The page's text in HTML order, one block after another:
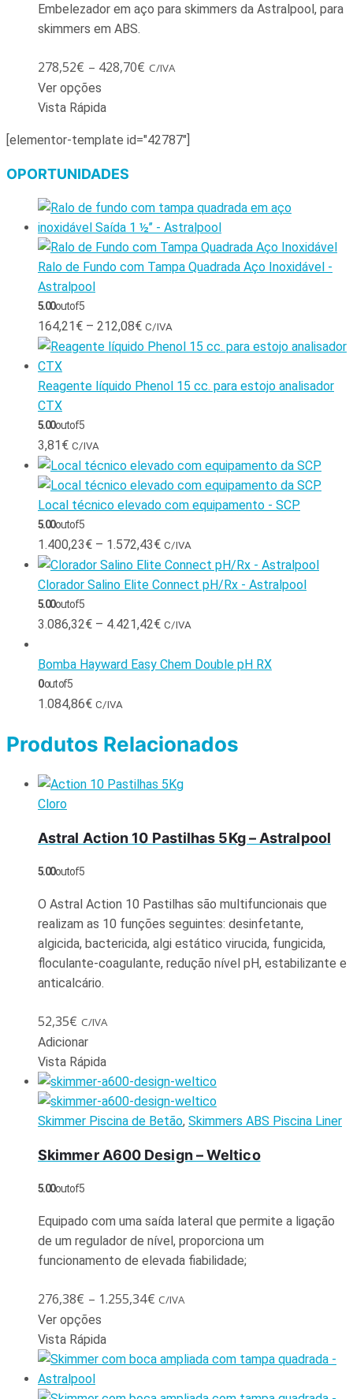
Embelezador em aço para skimmers da Astralpool, para
skimmers em ABS.
278,52€ – 428,70€ C/IVA
Ver opções
Vista Rápida
[elementor-template id="42787"]
OPORTUNIDADES
Ralo de Fundo com Tampa Quadrada Aço Inoxidável -
Astralpool
5.00out of 5
164,21€ – 212,08€ C/IVA
Reagente líquido Phenol 15 cc. para estojo analisador
CTX
5.00out of 5
3,81€ C/IVA
Local técnico elevado com equipamento - SCP
5.00out of 5
1.400,23€ – 1.572,43€ C/IVA
Clorador Salino Elite Connect pH/Rx - Astralpool
5.00out of 5
3.086,32€ – 4.421,42€ C/IVA
Bomba Hayward Easy Chem Double pH RX
0out of 5
1.084,86€ C/IVA
Produtos Relacionados
Cloro
Astral Action 10 Pastilhas 5Kg – Astralpool
5.00out of 5
O Astral Action 10 Pastilhas são multifuncionais que
realizam as 10 funções seguintes: desinfetante,
algicida, bactericida, algi estático virucida, fungicida,
floculante-coagulante, redução nível pH, estabilizante e
anticalcário.
52,35€ C/IVA
Adicionar
Vista Rápida
Skimmer Piscina de Betão, Skimmers ABS Piscina Liner
Skimmer A600 Design – Weltico
5.00out of 5
Equipado com uma saída lateral que permite a ligação
de um regulador de nível, proporciona um
funcionamento de elevada fiabilidade;
276,38€ – 1.255,34€ C/IVA
Ver opções
Vista Rápida